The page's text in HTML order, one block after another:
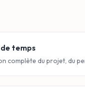
temps
complète du projet, du